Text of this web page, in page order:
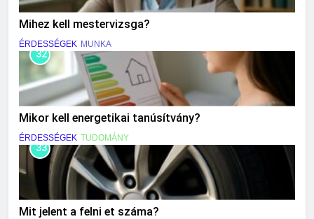
Mihez kell mestervizsga?
ÉRDESSÉGEK MUNKA
32
Mikor kell energetikai tanúsítvány?
ÉRDESSÉGEK TUDOMÁNY
33
Mit jelent a felni et száma?